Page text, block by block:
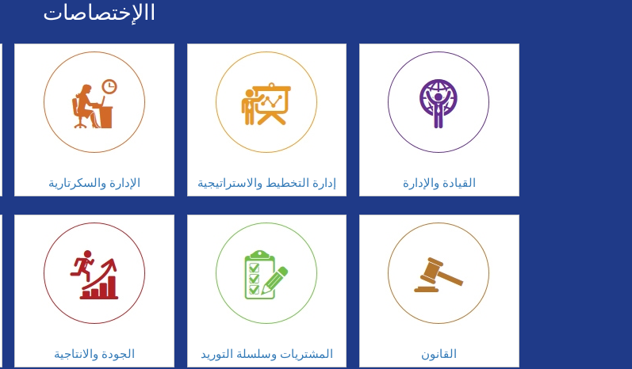
االإختصاصات
الإدارة والسكرتارية إدارة التخطيط والاستراتيجية القيادة والإدارة
الجودة والانتاجية المشتريات وسلسلة التوريد القانون